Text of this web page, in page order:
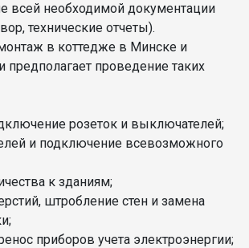
всей необходимой документации
технические отчеты).
в коттедже в Минске и
предполагает проведение таких
розеток и выключателей;
и подключение всевозможного
к зданиям;
штробление стен и замена
приборов учета электроэнергии;